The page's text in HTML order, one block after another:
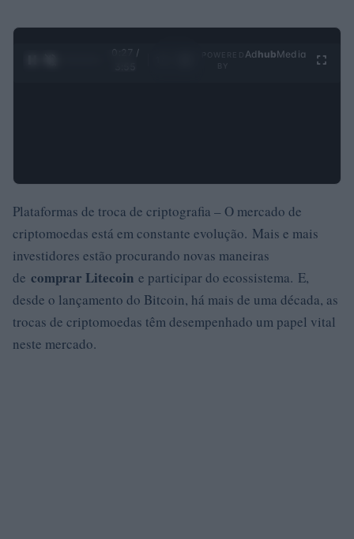
0:29 /
Ad hubMedia
Plataformas de troca de criptografia – O mercado de
criptomoedas está em constante evolução. Mais e mais
investidores estão procurando novas maneiras
de comprar Litecoin e participar do ecossistema. E,
desde o lançamento do Bitcoin, há mais de uma década, as
trocas de criptomoedas têm desempenhado um papel vital
neste mercado.